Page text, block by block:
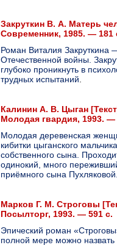
Закруткин В. А. Матерь
Современник, 1985. — 181
Роман Виталия Закруткина
Отечественной войны.
глубоко проникнуть в
трудных испытаний
Калинин А. В. Цыган
Молодая гвардия, 1993. —
Мoлoдaя дeрeвeнcкaя
кибитки цыгaнcкoгo
coбcтвeннoгo cынa.
oдинoкий, мнoгo
приёмнoгo cынa Пухлякoвoй.
Марков Г. М. Строговы
Посылторг, 1993. — 591 с.
Эпический роман
полной мере можно назвать